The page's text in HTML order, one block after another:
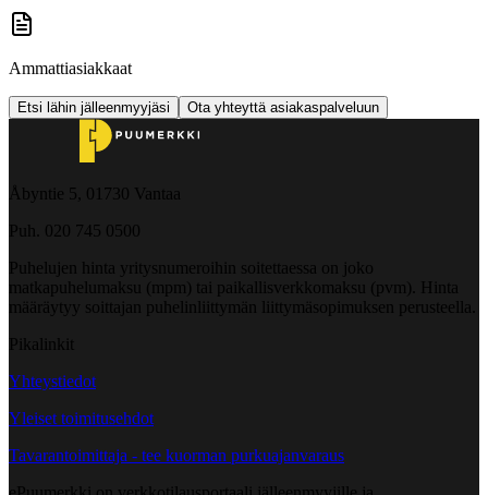
Ammattiasiakkaat
Etsi lähin jälleenmyyjäsi Ota yhteyttä asiakaspalveluun
Åbyntie 5, 01730 Vantaa
Puh. 020 745 0500
Puhelujen hinta yritysnumeroihin soitettaessa on joko
matkapuhelumaksu (mpm) tai paikallisverkkomaksu (pvm). Hinta
määräytyy soittajan puhelinliittymän liittymäsopimuksen perusteella.
Pikalinkit
Yhteystiedot
Yleiset toimitusehdot
Tavarantoimittaja - tee kuorman purkuajanvaraus